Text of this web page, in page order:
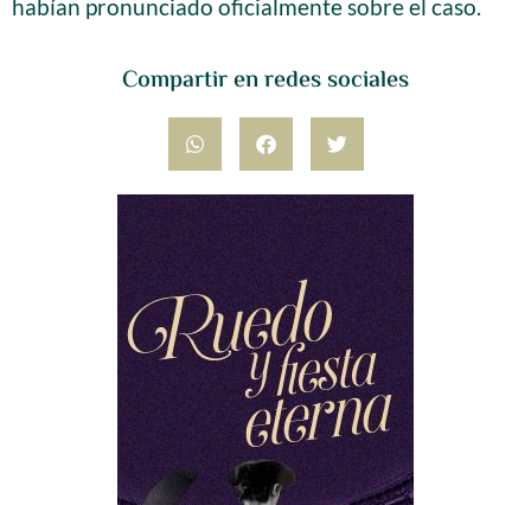
Compartir en redes sociales
habían pronunciado oficialmente sobre el caso.